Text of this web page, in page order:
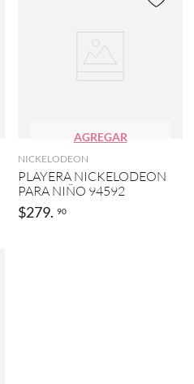
AGREGAR
NICKELODEON
PLAYERA NICKELODEON
PARA NIÑO 94592
$279. 90